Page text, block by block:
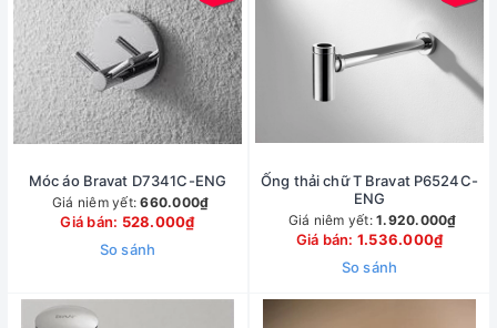
Móc áo Bravat D7341C-ENG
Giá niêm yết:660.000₫
Giá bán: 528.000₫
So sánh
Ống thải chữ T Bravat P6524C-
ENG
Giá niêm yết: 1.920.000₫
Giá bán: 1.536.000₫
So sánh